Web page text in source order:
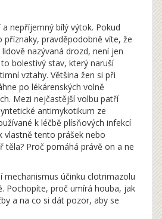
a nepříjemný bílý výtok. Pokud
příznaky, pravděpodobně víte, že
lidově nazývaná drozd, není jen
bolestivý stav, který naruší
vztahy. Většina žen si při
po lékárenských volně
Mezi nejčastější volbu patří
antimykotikum ze
k léčbě plísňových infekcí
vlastně tento prášek nebo
těla? Proč pomáhá právě on a ne
mechanismus účinku clotrimazolu
Pochopíte, proč umírá houba, jak
a na co si dát pozor, aby se